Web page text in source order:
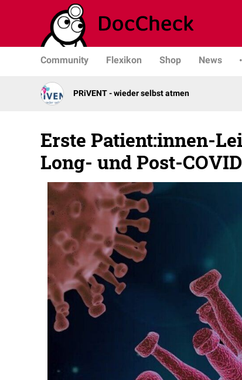
Community Flexikon Shop News
PRiVENT - wieder selbst atmen
Erste Patient:innen-
Long- und Post-